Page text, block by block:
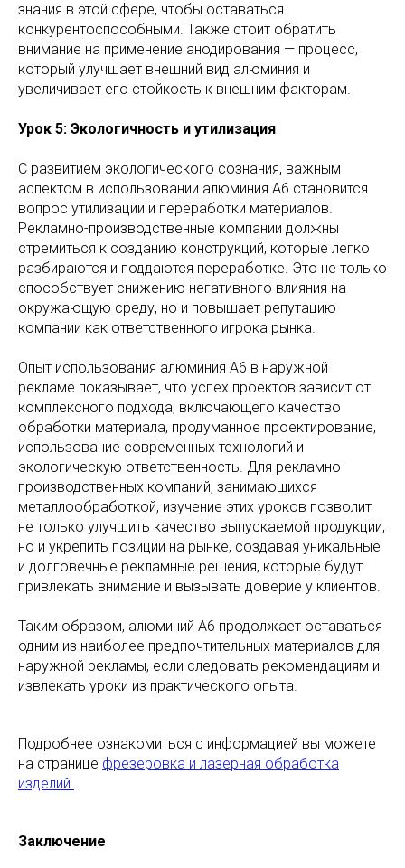
знания в этой сфере, чтобы оставаться
конкурентоспособными. Также стоит обратить
внимание на применение анодирования — процесс,
который улучшает внешний вид алюминия и
увеличивает его стойкость к внешним факторам.
Урок 5: Экологичность и утилизация
С развитием экологического сознания, важным
аспектом в использовании алюминия А6 становится
вопрос утилизации и переработки материалов.
Рекламно-производственные компании должны
стремиться к созданию конструкций, которые легко
разбираются и поддаются переработке. Это не только
способствует снижению негативного влияния на
окружающую среду, но и повышает репутацию
компании как ответственного игрока рынка.
Опыт использования алюминия А6 в наружной
рекламе показывает, что успех проектов зависит от
комплексного подхода, включающего качество
обработки материала, продуманное проектирование,
использование современных технологий и
экологическую ответственность. Для рекламно-
производственных компаний, занимающихся
металлообработкой, изучение этих уроков позволит
не только улучшить качество выпускаемой продукции,
но и укрепить позиции на рынке, создавая уникальные
и долговечные рекламные решения, которые будут
привлекать внимание и вызывать доверие у клиентов.
Таким образом, алюминий А6 продолжает оставаться
одним из наиболее предпочтительных материалов для
наружной рекламы, если следовать рекомендациям и
извлекать уроки из практического опыта.
Подробнее ознакомиться с информацией вы можете
на странице фрезеровка и лазерная обработка
изделий.
Заключение